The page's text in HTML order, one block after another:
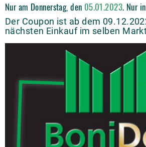
Nur am Donnerstag, den 05.01.2023. Nur
Der Coupon ist ab dem
nächsten Einkauf im selben